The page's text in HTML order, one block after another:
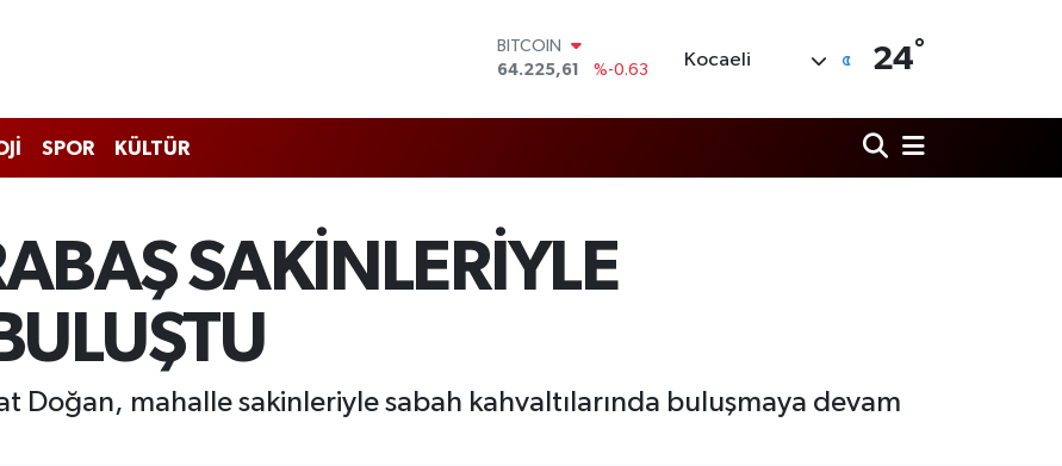
64.225,61
DOLAR
EURO
6510.40
BİST100
%70
Kocaeli 24°
SPOR KÜLTÜR
SAKİNLERİYLE
Doğan, mahalle sakinleriyle sabah kahvaltılarında buluşmaya devam